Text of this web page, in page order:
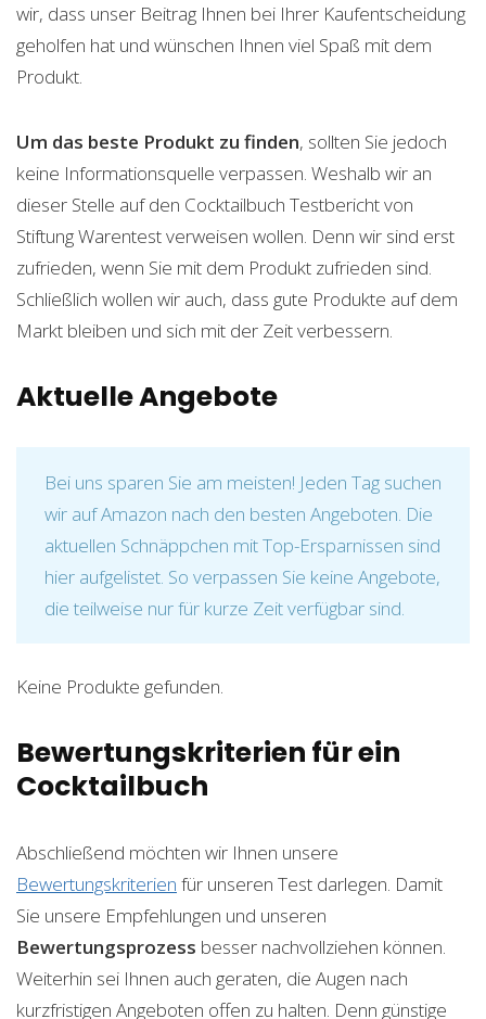
wir, dass unser Beitrag Ihnen bei Ihrer Kaufentscheidung
geholfen hat und wünschen Ihnen viel Spaß mit dem
Produkt.
Um das beste Produkt zu finden, sollten Sie jedoch
keine Informationsquelle verpassen. Weshalb wir an
dieser Stelle auf den Cocktailbuch Testbericht von
Stiftung Warentest verweisen wollen. Denn wir sind erst
zufrieden, wenn Sie mit dem Produkt zufrieden sind.
Schließlich wollen wir auch, dass gute Produkte auf dem
Markt bleiben und sich mit der Zeit verbessern.
Aktuelle Angebote
Bei uns sparen Sie am meisten! Jeden Tag suchen
wir auf Amazon nach den besten Angeboten. Die
aktuellen Schnäppchen mit Top-Ersparnissen sind
hier aufgelistet. So verpassen Sie keine Angebote,
die teilweise nur für kurze Zeit verfügbar sind.
Keine Produkte gefunden.
Bewertungskriterien für ein
Cocktailbuch
Abschließend möchten wir Ihnen unsere
Bewertungskriterien für unseren Test darlegen. Damit
Sie unsere Empfehlungen und unseren
Bewertungsprozess besser nachvollziehen können.
Weiterhin sei Ihnen auch geraten, die Augen nach
kurzfristigen Angeboten offen zu halten. Denn günstige